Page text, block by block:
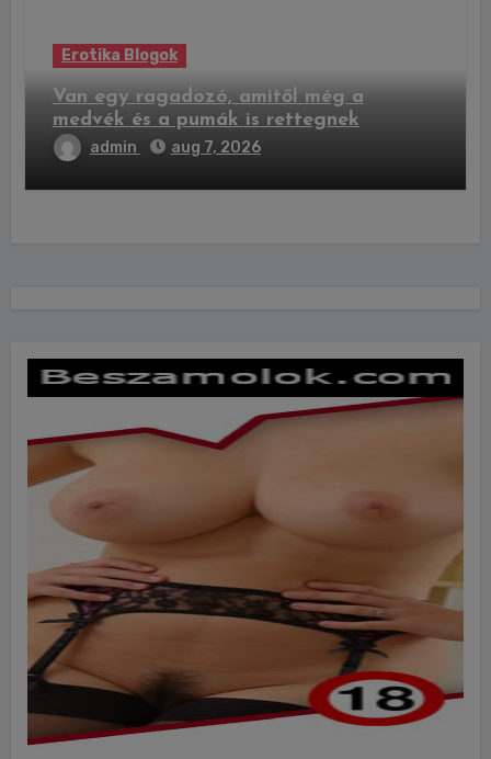
Erotika Blogok
Van egy ragadozó, amitől még a
medvék és a pumák is rettegnek
admin aug 7, 2026